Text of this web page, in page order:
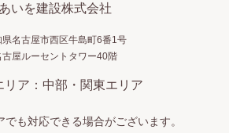
あいを建設株式会社
県名古屋市西区牛島町6番1号
古屋ルーセントタワー40階
リア：中部・関東エリア
でも対応できる場合がございます。